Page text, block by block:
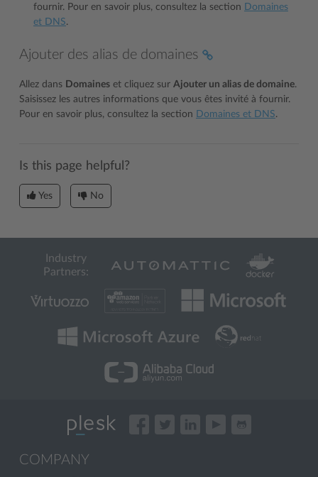
fournir. Pour en savoir plus, consultez la section Domaines
et DNS.
Ajouter des alias de domaines
Allez dans Domaines et cliquez sur Ajouter un alias de domaine.
Saisissez les autres informations que vous êtes invité à fournir.
Pour en savoir plus, consultez la section Domaines et DNS.
Is this page helpful?
Yes No
Industry
Partners:
COMPANY